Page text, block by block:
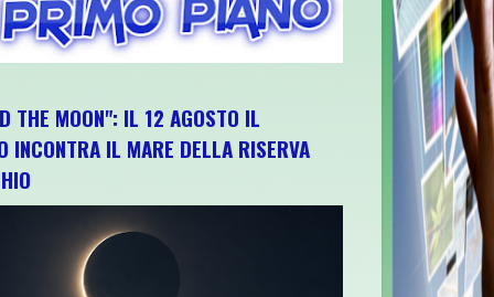
THE MOON": IL 12 AGOSTO IL
INCONTRA IL MARE DELLA RISERVA